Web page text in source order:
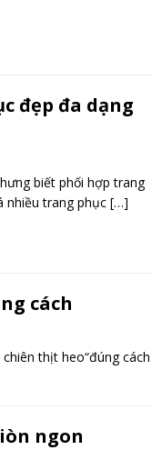
đẹp đa dạng
biết phối hợp trang
nhiều trang phục […]
cách
thịt heo“đúng cách
ngon